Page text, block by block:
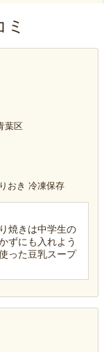
葉区
おき 冷凍保存
焼きは中学生の
ずにも入れよう
った豆乳スープ